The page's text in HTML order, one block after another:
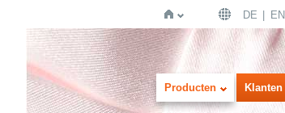
Home
DE EN
Producten Klanten